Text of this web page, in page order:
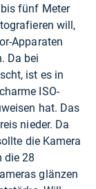
fünf Meter
will,
Apparaten
Da bei
ist es in
ISO-
hat. Das
nieder. Da
die Kamera
die 28
glänzen